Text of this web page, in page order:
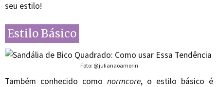
seu estilo!
Estilo Básico
Foto: @julianaoamorin
Também conhecido como normcore, o estilo básico é